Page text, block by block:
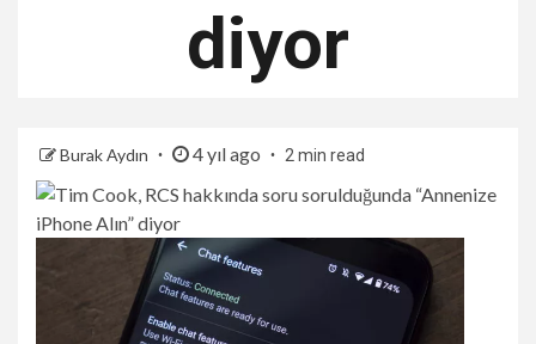
diyor
Burak Aydın 4 yıl ago 2 min read